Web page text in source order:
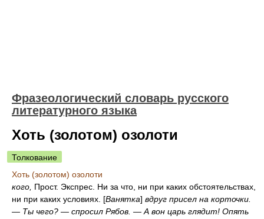
Фразеологический словарь русского
литературного языка
Хоть (золотом) озолоти
Толкование
Хоть (золотом) озолоти
кого, Прост. Экспрес. Ни за что, ни при каких обстоятельствах,
ни при каких условиях. [Ванятка] вдруг присел на корточки.
— Ты чего? — спросил Рябов. — А вон царь глядит! Опять